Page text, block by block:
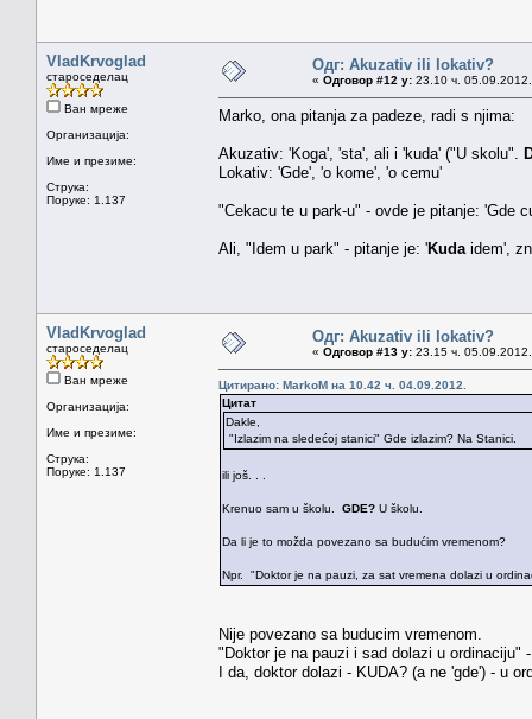
VladKrvoglad
староседелац
Ван мреже
Организација:
Име и презиме:
Струка:
Поруке: 1.137
Одг: Akuzativ ili lokativ?
« Одговор #12 у: 23.10 ч.
Marko, ona pitanja za padeze, radi s njima:
Akuzativ: 'Koga', 'sta', ali i 'kuda' ("U skolu".
Lokativ: 'Gde', 'o kome', 'o cemu'
"Cekacu te u park-u" - ovde je pitanje: 'Gde
Ali, "Idem u park" - pitanje je: 'Kuda idem',
VladKrvoglad
староседелац
Ван мреже
Организација:
Име и презиме:
Струка:
Поруке: 1.137
Одг: Akuzativ ili lokativ?
« Одговор #13 у: 23.15 ч.
Цитирано: MarkoM на 10.42 ч. 04.09.2012.
Цитат
Dakle,
"Izlazim na sledećoj stanici" Gde izlazim? Na Stanici.
ili još. . .
Krenuo sam u školu. GDE? U školu.
Da li je to možda povezano sa budućim vremenom?
Npr. "Doktor je na pauzi, za sat vremena dolazi u
Nije povezano sa buducim vremenom.
"Doktor je na pauzi i sad dolazi u
I da, doktor dolazi - KUDA? (a ne 'gde') - u